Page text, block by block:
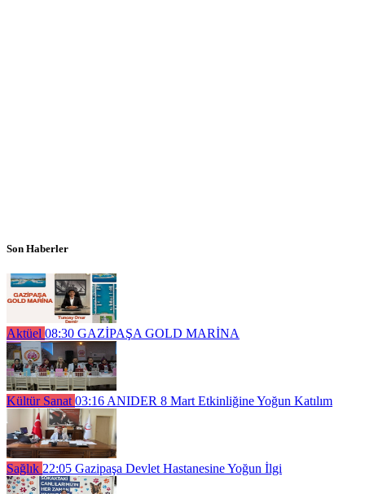
Son Haberler
Aktüel 08:30 GAZİPAŞA GOLD MARİNA
Kültür Sanat 03:16 ANIDER 8 Mart Etkinliğine Yoğun Katılım
Sağlık 22:05 Gazipaşa Devlet Hastanesine Yoğun İlgi